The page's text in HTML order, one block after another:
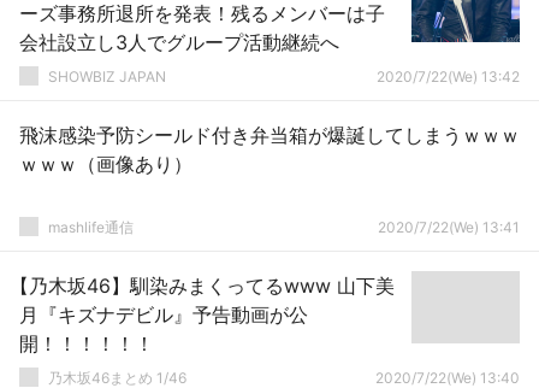
ーズ事務所退所を発表！残るメンバーは子
会社設立し3人でグループ活動継続へ
SHOWBIZ JAPAN 2020/7/22(We) 13:42
飛沫感染予防シールド付き弁当箱が爆誕してしまうｗｗｗ
ｗｗｗ（画像あり）
mashlife通信 2020/7/22(We) 13:41
【乃木坂46】馴染みまくってるwww 山下美
月『キズナデビル』予告動画が公
開！！！！！！
乃木坂46まとめ 1/46 2020/7/22(We) 13:40